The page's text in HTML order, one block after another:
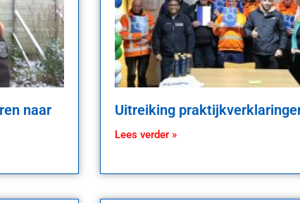
naar
Uitreiking
Lees verder »